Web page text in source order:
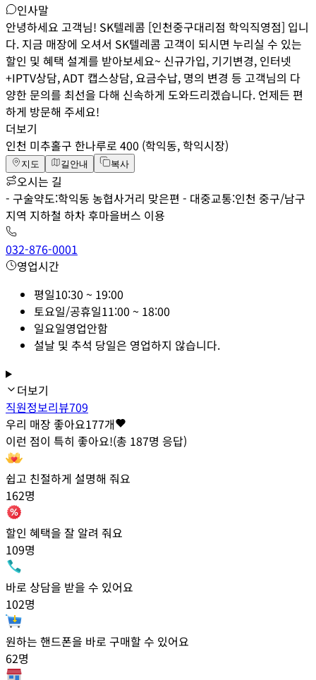
인사말
안녕하세요 고객님! SK텔레콤 [인천중구대리점 학익직영점] 입니
다. 지금 매장에 오셔서 SK텔레콤 고객이 되시면 누리실 수 있는
할인 및 혜택 설계를 받아보세요~ 신규가입, 기기변경, 인터넷
+IPTV상담, ADT 캡스상담, 요금수납, 명의 변경 등 고객님의 다
양한 문의를 최선을 다해 신속하게 도와드리겠습니다. 언제든 편
하게 방문해 주세요!
더보기
인천 미추홀구 한나루로 400 (학익동, 학익시장)
지도 길안내 복사
오시는 길
- 구술약도:학익동 농협사거리 맞은편 - 대중교통:인천 중구/남구
지역 지하철 하차 후마을버스 이용
032-876-0001
영업시간
평일10:30 ~ 19:00
토요일/공휴일11:00 ~ 18:00
일요일영업안함
설날 및 추석 당일은 영업하지 않습니다.
더보기
직원정보리뷰709
우리 매장 좋아요177개
이런 점이 특히 좋아요!(총 187명 응답)
쉽고 친절하게 설명해 줘요
162명
할인 혜택을 잘 알려 줘요
109명
바로 상담을 받을 수 있어요
102명
원하는 핸드폰을 바로 구매할 수 있어요
62명